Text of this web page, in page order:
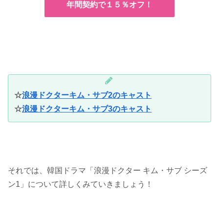
年間契約で１５％オフ！
☆浪漫ドクターキム・サブ2のキャスト
☆浪漫ドクターキム・サブ3のキャスト
それでは、韓国ドラマ「浪漫ドクター キム・サブ シーズ
ン1」について詳しくみていきましょう！